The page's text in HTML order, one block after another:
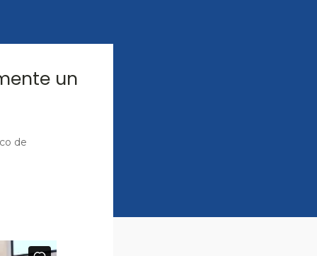
un
de